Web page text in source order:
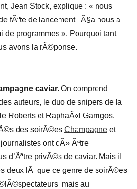
Jean Stock, explique : « nous
fÃªte de lancement : Ã§a nous a
de programmes ». Pourquoi tant
avons la rÃ©ponse.
caviar. On comprend
auteurs, le duo de snipers de la
Roberts et RaphaÃ«l Garrigos.
des soirÃ©es Champagne et
ont dÃ» Ãªtre
d’Ãªtre privÃ©s de caviar. Mais il
deux lÃ que ce genre de soirÃ©es
mais au